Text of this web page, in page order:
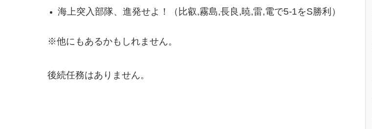
海上突入部隊、進発せよ！（比叡,霧島,長良,暁,雷,電で5-1をS勝利）
※他にもあるかもしれません。
後続任務はありません。